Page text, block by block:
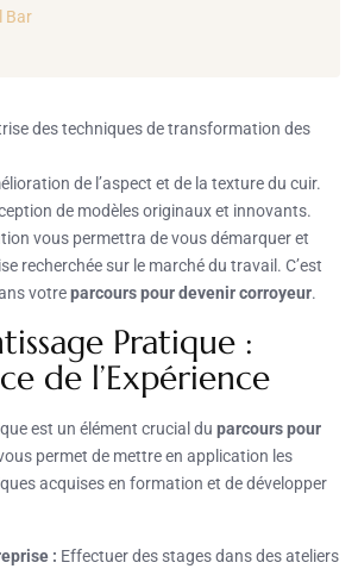
Bar
des techniques de transformation des
de l’aspect et de la texture du cuir.
de modèles originaux et innovants.
vous permettra de vous démarquer et
recherchée sur le marché du travail. C’est
votreparcours pour devenir corroyeur.
Pratique :
de l’Expérience
est un élément crucial du parcours pour
permet de mettre en application les
acquises en formation et de développer
: Effectuer des stages dans des ateliers